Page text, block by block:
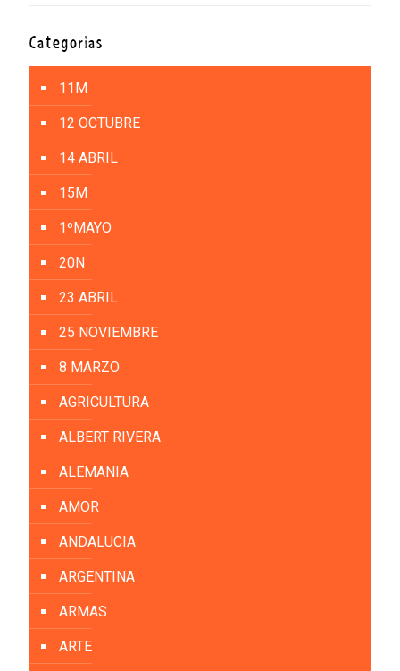
Categorías
11M
12 OCTUBRE
14 ABRIL
15M
1ºMAYO
20N
23 ABRIL
25 NOVIEMBRE
8 MARZO
AGRICULTURA
ALBERT RIVERA
ALEMANIA
AMOR
ANDALUCIA
ARGENTINA
ARMAS
ARTE